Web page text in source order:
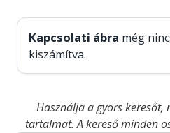
Kapcsolati ábra még
kiszámítva.
Használja a gyors
tartalmat. A kereső minden